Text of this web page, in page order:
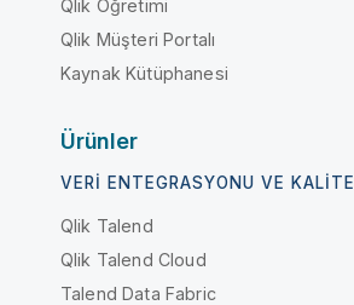
Qlik Öğretimi
Qlik Müşteri Portalı
Kaynak Kütüphanesi
Ürünler
VERI ENTEGRASYONU VE KALITE
Qlik Talend
Qlik Talend Cloud
Talend Data Fabric